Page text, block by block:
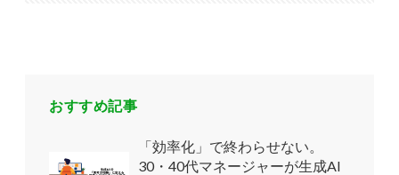
おすすめ記事
「効率化」で終わらせない。
30・40代マネージャーが生成AI